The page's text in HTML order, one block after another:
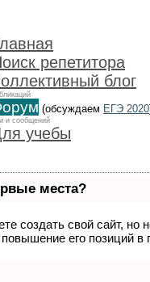
репетитора
блог
(обсуждаем ЕГЭ 2020
и сообщений
учебы
места?
создать свой сайт,
его позиций в